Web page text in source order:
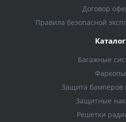
Договор
Правила безопасной
Каталог
Багажные
Фаркопы
Защита бамперов
Защитные
Решетки